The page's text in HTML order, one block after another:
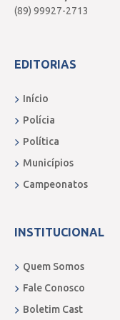
cantora
público presente.
(89) 99927-2713
EDITORIAS
Início
Polícia
Política
Municípios
Campeonatos
INSTITUCIONAL
Quem Somos
Fale Conosco
Boletim Cast